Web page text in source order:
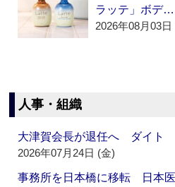
ラッテ」ボデ…
2026年08月03日
人事・組織
大津賀会長が退任へ ダイト
2026年07月24日 (金)
事務所を日本橋に移転 日本